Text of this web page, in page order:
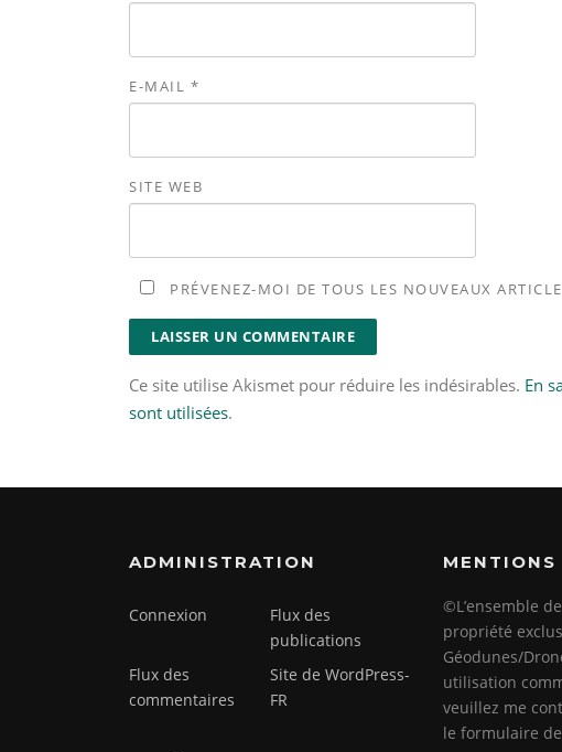
E-MAIL *
SITE WEB
PRÉVENEZ-MOI DE TOUS LES NOUVEAUX
Ce site utilise Akismet pour réduire les indésirables. En
sont utilisées.
ADMINISTRATION
Connexion
Flux des
publications
Flux des
commentaires
Site de WordPress-
FR
MENTIONS
©L’ensemble
propriété
Géodunes/
utilisation
veuillez me
le formulaire